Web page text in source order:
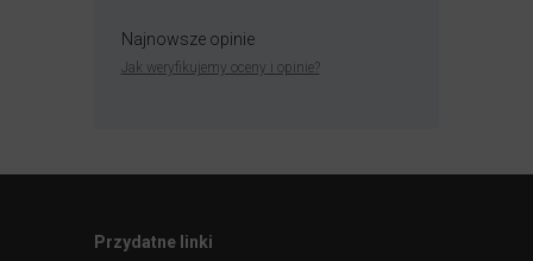
Najnowsze opinie
Jak weryfikujemy oceny i opinie?
Przydatne linki